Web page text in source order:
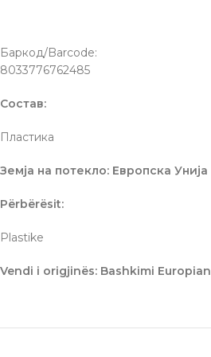
Баркод/Barcode:
8033776762485
Состав:
Пластика
Земја на потекло: Европска Унија
Përbërësit:
Plastike
Vendi i origjinës: Bashkimi Europian